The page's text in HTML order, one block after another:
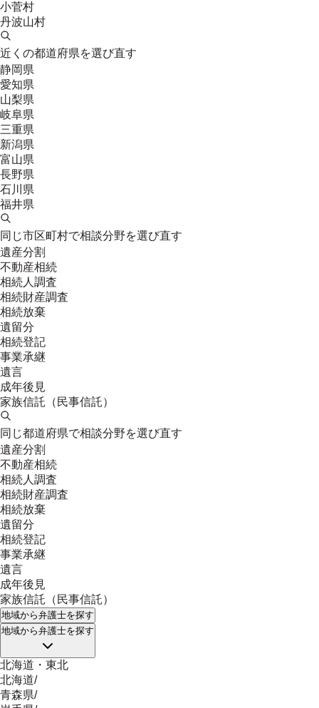
小菅村
丹波山村
近くの都道府県を選び直す
静岡県
愛知県
山梨県
岐阜県
三重県
新潟県
富山県
長野県
石川県
福井県
同じ市区町村で相談分野を選び直す
遺産分割
不動産相続
相続人調査
相続財産調査
相続放棄
遺留分
相続登記
事業承継
遺言
成年後見
家族信託（民事信託）
同じ都道府県で相談分野を選び直す
遺産分割
不動産相続
相続人調査
相続財産調査
相続放棄
遺留分
相続登記
事業承継
遺言
成年後見
家族信託（民事信託）
地域から弁護士を探す
地域から弁護士を探す
北海道・東北
北海道/
青森県/